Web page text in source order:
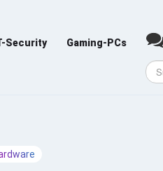
Security Gaming-PCs